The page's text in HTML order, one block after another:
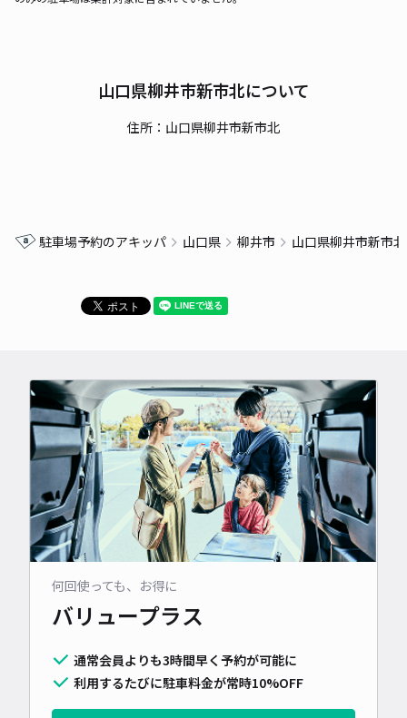
山口県柳井市新市北について
住所：山口県柳井市新市北
駐車場予約のアキッパ 山口県 柳井市 山口県柳井市新市
何回使っても、お得に
バリュープラス
通常会員よりも3時間早く予約が可能に
利用するたびに駐車料金が常時10%OFF